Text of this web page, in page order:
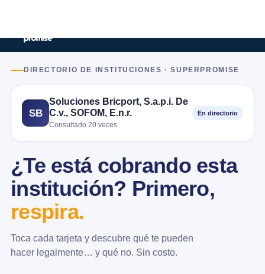
DIRECTORIO DE INSTITUCIONES · SUPERPROMISE
SB
Soluciones Bricport, S.a.p.i. De
C.v., SOFOM, E.n.r.
Consultado 20 veces
En directorio
¿Te está cobrando esta
institución? Primero,
respira.
Toca cada tarjeta y descubre qué te pueden
hacer legalmente… y qué no. Sin costo.